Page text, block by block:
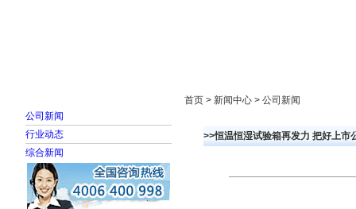
公司新闻
行业动态
综合新闻
首页 > 新闻中心 > 公司新闻
>>恒温恒湿试验箱再发力 把好上市